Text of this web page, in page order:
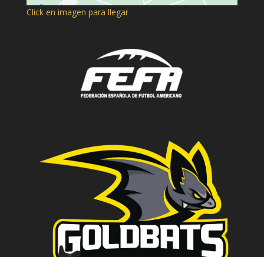
Click en imagen para llegar